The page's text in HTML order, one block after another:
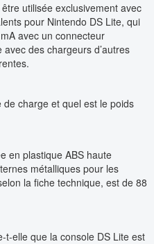
utilisée exclusivement avec
pour Nintendo DS Lite, qui
avec un connecteur
des chargeurs d’autres
charge et quel est le poids
en plastique ABS haute
métalliques pour les
la fiche technique, est de 88
t-elle que la console DS Lite est